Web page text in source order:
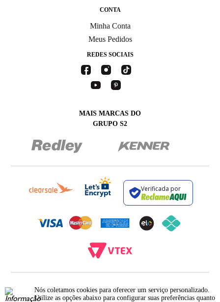
Nós coletamos cookies para oferecer um serviço personalizado.
Utilize as opções abaixo para configurar suas preferências quanto
CONTA
Minha Conta
Meus Pedidos
REDES SOCIAIS
MAIS MARCAS DO
GRUPO S2
Verificada por
12.093.445/0002-23
RUA JUMECY RODRIGUES GOMES, 331 - ANEXO 2 - CENTRO - PIRAÍ - RIO DE